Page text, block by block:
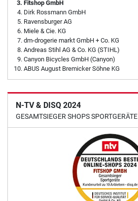
Fitshop GmbH
Dirk Rossmann GmbH
Ravensburger AG
Miele & Cie. KG
dm-drogerie markt GmbH + Co. KG
Andreas Stihl AG & Co. KG (STIHL)
Canyon Bicycles GmbH (Canyon)
ABUS August Bremicker Söhne KG
N-TV & DISQ 2024
GESAMTSIEGER SHOPS SPORTGERÄTE